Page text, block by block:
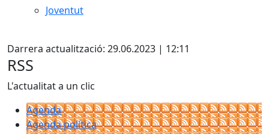
Joventut
Darrera actualització: 29.06.2023 | 12:11
RSS
L'actualitat a un clic
Agenda
Agenda política